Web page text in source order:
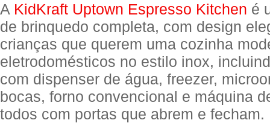
A KidKraft Uptown Espresso Kitchen é
de brinquedo completa, com design
crianças que querem uma cozinha
eletrodomésticos no estilo inox,
com dispenser de água, freezer,
bocas, forno convencional e máquina
todos com portas que abrem e fecham.